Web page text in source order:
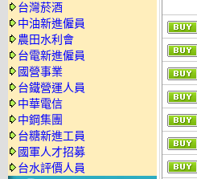
台灣菸酒
中油新進僱員
農田水利會
台電新進僱員
國營事業
台鐵營運人員
中華電信
中鋼集團
台糖新進工員
國軍人才招募
台水評價人員